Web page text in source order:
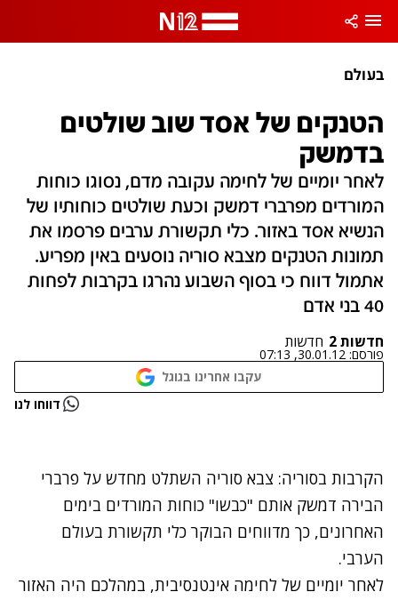
בעולם
הטנקים של אסד שוב שולטים
בדמשק
לאחר יומיים של לחימה עקובה מדם, נסוגו כוחות
המורדים מפרברי דמשק וכעת שולטים כוחותיו של
הנשיא אסד באזור. כלי תקשורת ערבים פרסמו את
תמונות הטנקים מצבא סוריה נוסעים באין מפריע.
אתמול דווח כי בסוף השבוע נהרגו בקרבות לפחות
40 בני אדם
חדשות 2 חדשות
פורסם: 30.01.12, 07:13
עקבו אחרינו בגוגל
נתקלנו בבעיה דווחו לנו
הקרבות בסוריה: צבא סוריה השתלט מחדש על פרברי
הבירה דמשק אותם "כבשו" כוחות המורדים בימים
האחרונים, כך מדווחים הבוקר כלי תקשורת בעולם
הערבי.
לאחר יומיים של לחימה אינטנסיבית, במהלכם היה האזור